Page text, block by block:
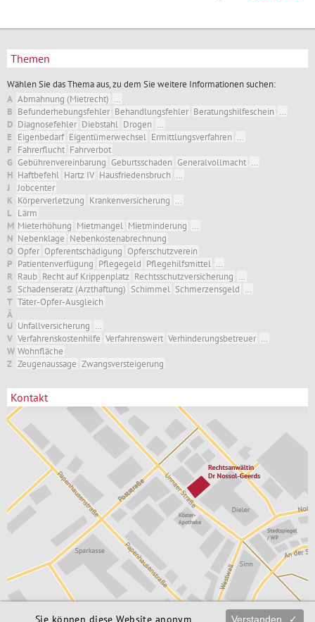
Themen
Wählen Sie das Thema aus, zu dem Sie weitere Informationen suchen:
A Abmahnung (Mietrecht)
B Befunderhebungsfehler Behandlungsfehler Beratungshilfeschein
D Diagnosefehler Diebstahl Drogen
E
Eigenbedarf Eigentümerwechsel Ermittlungsverfahren
F
Fahrerflucht Fahrverbot
G Gebührenvereinbarung Geburtsschaden Generalvollmacht
H Haftbefehl Hartz IV Hausfriedensbruch
J
Jobcenter
K Körperverletzung Krankenversicherung
L Lärm
M Mieterhöhung Mietmangel Mietminderung
N Nebenklage Nebenkostenabrechnung
O Opfer Opferentschädigung Opferschutzverein
P Patientenverfügung Pflegegeld Pflegehilfsmittel
R Raub Recht auf Krippenplatz Rechtsschutzversicherung
S
Schadenseratz (Arzthaftung) Schimmel Schmerzensgeld
T Täter-Opfer-Ausgleich
Ã
U Unfallversicherung
V Verfahrenskostenhilfe Verfahrenswert Verhinderungsbetreuer
W Wohnfläche
Z Zeugenaussage Zwangsversteigerung
Kontakt
Verstanden ✓
Sie können diese Website anonym